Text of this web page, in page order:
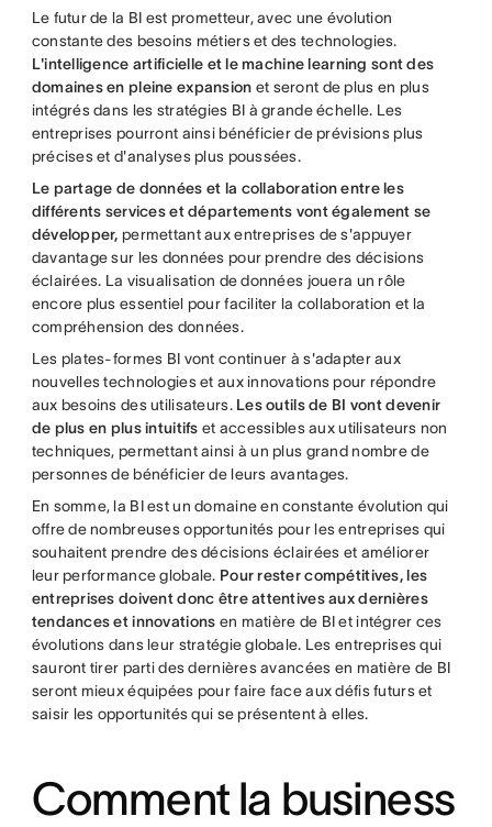
Le futur de la BI est prometteur, avec une évolution
constante des besoins métiers et des technologies.
L'intelligence artificielle et le machine learning sont des
domaines en pleine expansion et seront de plus en plus
intégrés dans les stratégies BI à grande échelle. Les
entreprises pourront ainsi bénéficier de prévisions plus
précises et d'analyses plus poussées.
Le partage de données et la collaboration entre les
différents services et départements vont également se
développer, permettant aux entreprises de s'appuyer
davantage sur les données pour prendre des décisions
éclairées. La visualisation de données jouera un rôle
encore plus essentiel pour faciliter la collaboration et la
compréhension des données.
Les plates-formes BI vont continuer à s'adapter aux
nouvelles technologies et aux innovations pour répondre
aux besoins des utilisateurs. Les outils de BI vont devenir
de plus en plus intuitifs et accessibles aux utilisateurs non
techniques, permettant ainsi à un plus grand nombre de
personnes de bénéficier de leurs avantages.
En somme, la BI est un domaine en constante évolution qui
offre de nombreuses opportunités pour les entreprises qui
souhaitent prendre des décisions éclairées et améliorer
leur performance globale. Pour rester compétitives, les
entreprises doivent donc être attentives aux dernières
tendances et innovations en matière de BI et intégrer ces
évolutions dans leur stratégie globale. Les entreprises qui
sauront tirer parti des dernières avancées en matière de BI
seront mieux équipées pour faire face aux défis futurs et
saisir les opportunités qui se présentent à elles.
Comment la business